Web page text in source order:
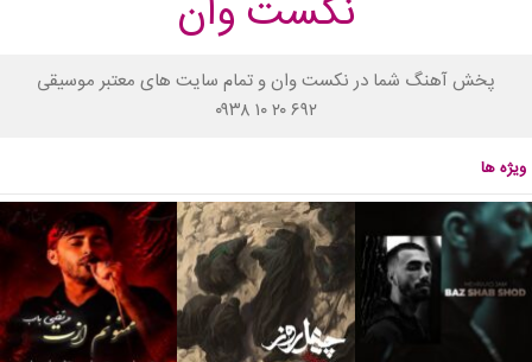
نکست وان
پخش آهنگ شما در نکست وان و تمام سایت های معتبر موسیقی
۰۹۳۸ ۱۰ ۲۰ ۶۹۲
ویژه ها